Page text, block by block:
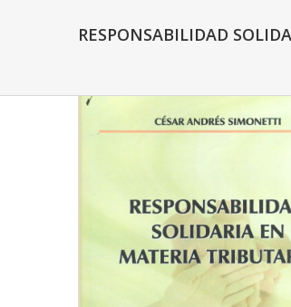
RESPONSABILIDAD